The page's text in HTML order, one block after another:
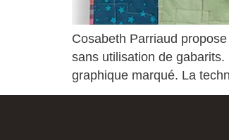
Cosabeth Parriaud
sans utilisation de
graphique marqué. La